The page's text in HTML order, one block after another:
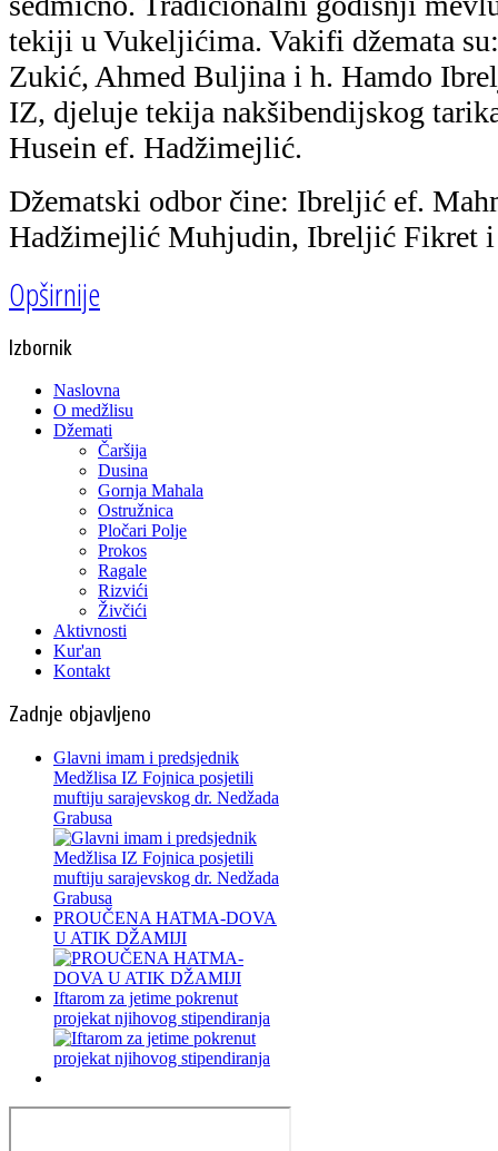
tekiji u Vukeljićima. Vakifi džemata
Zukić, Ahmed Buljina i h. Hamdo
IZ, djeluje tekija nakšibendijskog
Husein ef. Hadžimejlić.
Džematski odbor čine: Ibreljić ef.
Hadžimejlić Muhjudin, Ibreljić Fikret
Opširnije
Izbornik
Naslovna
O medžlisu
Džemati
Čaršija
Dusina
Gornja Mahala
Ostružnica
Pločari Polje
Prokos
Ragale
Rizvići
Živčići
Aktivnosti
Kur'an
Kontakt
Zadnje objavljeno
Glavni imam i predsjednik
Medžlisa IZ Fojnica posjetili
muftiju sarajevskog dr. Nedžada
Grabusa
PROUČENA HATMA-DOVA
U ATIK DŽAMIJI
Iftarom za jetime pokrenut
projekat njihovog stipendiranja